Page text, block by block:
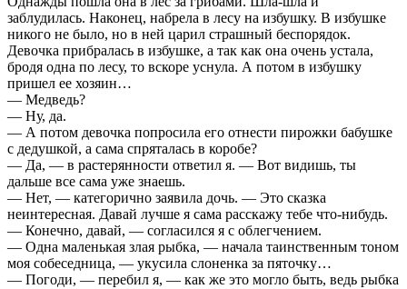
заблудилась. Наконец, набрела в лесу на избушку. В избушке
никого не было, но в ней царил страшный беспорядок.
Девочка прибралась в избушке, а так как она очень устала,
бродя одна по лесу, то вскоре уснула. А потом в избушку
пришел ее хозяин…
— Медведь?
— Ну, да.
— А потом девочка попросила его отнести пирожки бабушке
с дедушкой, а сама спряталась в коробе?
— Да, — в растерянности ответил я. — Вот видишь, ты
дальше все сама уже знаешь.
— Нет, — категорично заявила дочь. — Это сказка
неинтересная. Давай лучше я сама расскажу тебе что-нибудь.
— Конечно, давай, — согласился я с облегчением.
— Одна маленькая злая рыбка, — начала таинственным тоном
моя собеседница, — укусила слоненка за пяточку…
— Погоди, — перебил я, — как же это могло быть, ведь рыбка